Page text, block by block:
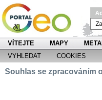
VÍTEJTE MAPY
VYHLEDAT
COOKIES
Souhlas se zpracováním